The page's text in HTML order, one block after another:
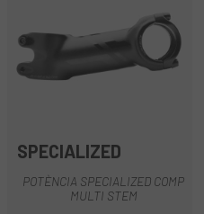
SPECIALIZED
POTÈNCIA SPECIALIZED COMP
MULTI STEM